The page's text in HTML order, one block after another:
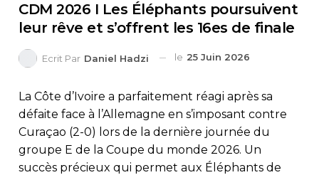
CDM 2026 I Les Éléphants poursuivent
leur rêve et s’offrent les 16es de finale
Ecrit Par Daniel Hadzi le 25 Juin 2026
La Côte d’Ivoire a parfaitement réagi après sa
défaite face à l’Allemagne en s’imposant contre
Curaçao (2-0) lors de la dernière journée du
groupe E de la Coupe du monde 2026. Un
succès précieux qui permet aux Éléphants de